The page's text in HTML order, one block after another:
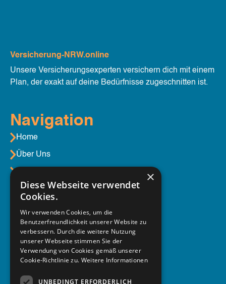
Versicherung-NRW.online
Unsere Versicherungsexperten versichern dich mit einem
Plan, der exakt auf deine Bedürfnisse zugeschnitten ist.
Navigation
Home
Über Uns
Unser Service
Berufsgruppen
Produktübersicht
Beratung
×
Diese Webseite verwendet
Cookies.
Wir verwenden Cookies, um die
Benutzerfreundlichkeit unserer Website zu
verbessern. Durch die weitere Nutzung
unserer Webseite stimmen Sie der
Verwendung von Cookies gemäß unserer
Cookie-Richtlinie zu. Weitere Informationen
UNBEDINGT ERFORDERLICH